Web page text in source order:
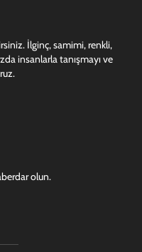
İlginç, samimi, renkli,
insanlarla tanışmayı ve
olun.